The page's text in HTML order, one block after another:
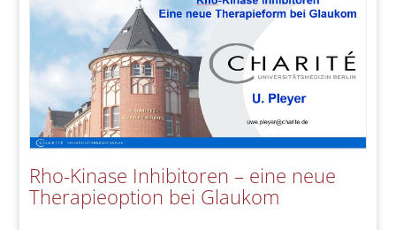
Rho-Kinase Inhibitoren – eine neue
Therapieoption bei Glaukom